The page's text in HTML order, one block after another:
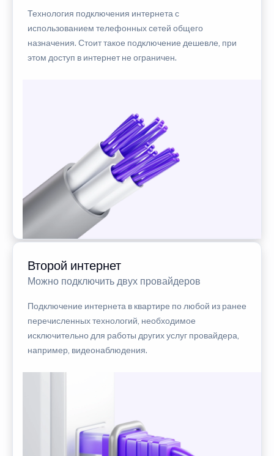
Технология подключения интернета с
использованием телефонных сетей общего
назначения. Стоит такое подключение дешевле, при
этом доступ в интернет не ограничен.
Второй интернет
Можно подключить двух провайдеров
Подключение интернета в квартире по любой из ранее
перечисленных технологий, необходимое
исключительно для работы других услуг провайдера,
например, видеонаблюдения.